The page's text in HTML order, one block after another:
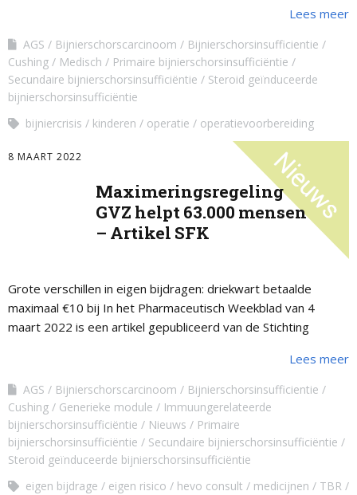
Lees meer
AGS Bijnierschorscarcinoom
Bijnierschorsinsufficientie
Cushing
Medisch
Primaire bijnierschorsinsufficiëntie
Secundaire bijnierschorsinsufficiëntie
Steroid geïnduceerde
bijnierschorsinsufficiëntie
bijniercrisis
kinderen operatie operatievoorbereiding
8 MAART 2022
Maximeringsregeling
GVZ helpt 63.000 mensen
– Artikel SFK
Grote verschillen in eigen bijdragen: driekwart betaalde
maximaal €10 bij In het Pharmaceutisch Weekblad van 4
maart 2022 is een artikel gepubliceerd van de Stichting
Lees meer
AGS Bijnierschorscarcinoom
Bijnierschorsinsufficientie
Cushing
Generieke module
Immuungerelateerde
bijnierschorsinsufficiëntie
Nieuws
Primaire
bijnierschorsinsufficiëntie
Secundaire bijnierschorsinsufficiëntie
Steroid geïnduceerde bijnierschorsinsufficiëntie
eigen bijdrage
eigen risico hevo consult medicijnen
TBR